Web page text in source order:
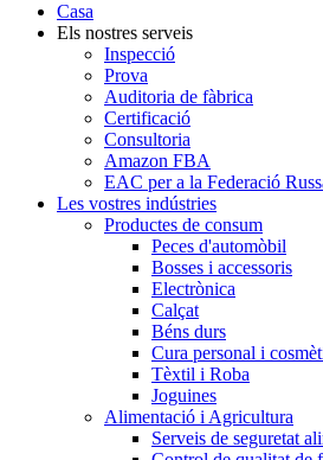
Casa
Els nostres serveis
Inspecció
Prova
Auditoria de fàbrica
Certificació
Consultoria
Amazon FBA
EAC per a la Federació
Les vostres indústries
Productes de consum
Peces d'automòbil
Bosses i accessoris
Electrònica
Calçat
Béns durs
Cura personal i
Tèxtil i Roba
Joguines
Alimentació i Agricultura
Serveis de seguretat